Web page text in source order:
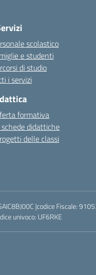
scolastico
e studenti
di studio
i servizi
formativa
schede didattiche
delle classi
|codice Fiscale:
univoco: UF6RKE